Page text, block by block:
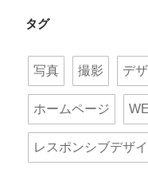
タグ
写真 撮影 デ
ホームページ
レスポンシブデザ